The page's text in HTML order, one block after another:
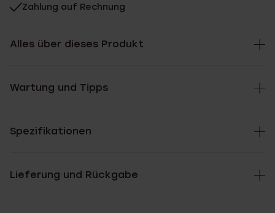
Zahlung auf Rechnung
Alles über dieses Produkt
Wartung und Tipps
Spezifikationen
Lieferung und Rückgabe